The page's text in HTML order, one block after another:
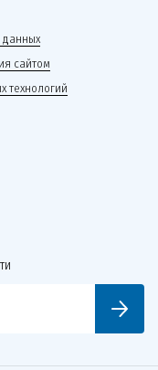
данных
сайтом
технологий